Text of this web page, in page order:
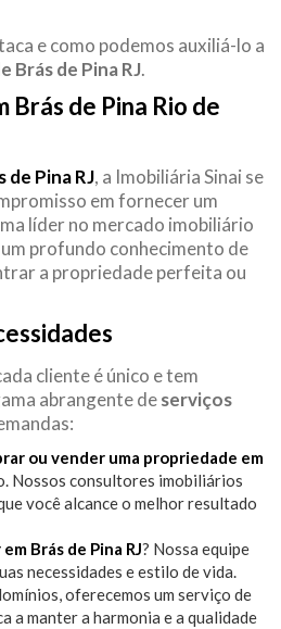
e como podemos auxiliá-lo a
Brás de Pina RJ.
Brás de Pina Rio de
de Pina RJ, a Imobiliária Sinai se
em fornecer um
líder no mercado imobiliário
profundo conhecimento de
a propriedade perfeita ou
cliente é único e tem
abrangente deserviços
ou vender uma propriedade em
Nossos consultores imobiliários
você alcance o melhor resultado
Brás de Pina RJ? Nossa equipe
necessidades e estilo de vida.
oferecemos um serviço de
a manter a harmonia e a qualidade